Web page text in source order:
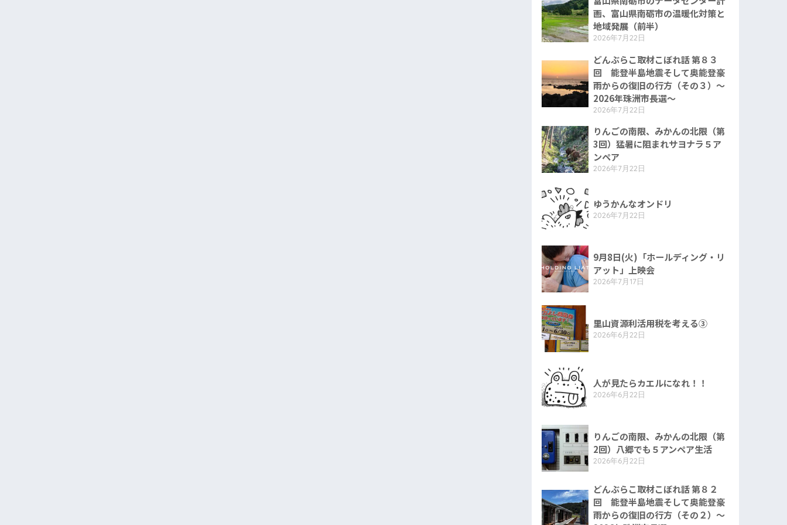
画、富山県南砺市の温暖化対策と
地域発展（前半）
2026年7月22日
どんぶらこ取材こぼれ話 第８３
回 能登半島地震そして奥能登豪
雨からの復旧の行方（その３）〜
2026年珠洲市長選〜
2026年7月22日
りんごの南限、みかんの北限（第
3回）猛暑に阻まれサヨナラ５ア
ンペア
2026年7月22日
ゆうかんなオンドリ
2026年7月22日
9月8日(火)「ホールディング・リ
アット」上映会
2026年7月17日
里山資源利活用税を考える③
2026年6月22日
人が見たらカエルになれ！！
2026年6月22日
りんごの南限、みかんの北限（第
2回）八郷でも５アンペア生活
2026年6月22日
どんぶらこ取材こぼれ話 第８２
回 能登半島地震そして奥能登豪
雨からの復旧の行方（その２）〜